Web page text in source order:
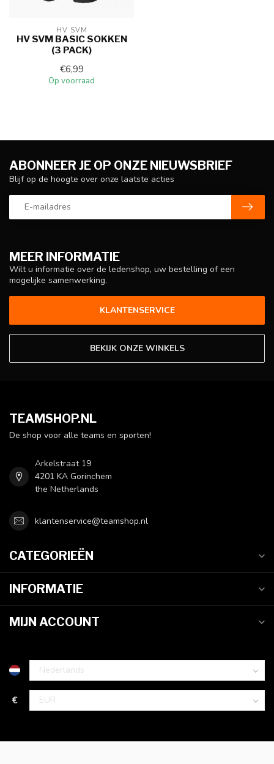
HV SVM
HV SVM BASIC SOKKEN
(3 PACK)
€6,99
Op voorraad
MEER INFORMATIE
Wilt u informatie over de ledenshop, uw bestelling of een
mogelijke samenwerking.
KLANTENSERVICE
BEKIJK ONZE WINKELS
ABONNEER JE OP ONZE NIEUWSBRIEF
Blijf op de hoogte over onze laatste acties
TEAMSHOP.NL
De shop voor alle teams en sporten!
Arkelstraat 19
4201 KA Gorinchem
the Netherlands
klantenservice@teamshop.nl
CATEGORIEËN
INFORMATIE
MIJN ACCOUNT
€